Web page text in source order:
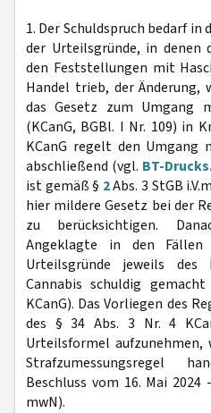
1. Der Schuldspruch bedarf in
der Urteilsgründe, in denen
den Feststellungen mit
Handel trieb, der Änderung,
das Gesetz zum Umgang
(KCanG, BGBl. I Nr. 109) in
KCanG regelt den Umgang
abschließend (vgl. BT-
ist gemäß § 2Abs. 3 StGB
hier mildere Gesetz bei der
zu berücksichtigen.
Angeklagte in den
Urteilsgründe jeweils des
Cannabis schuldig
KCanG). Das Vorliegen des
des § 34 Abs. 3 Nr. 4
Urteilsformel aufzunehmen,
Strafzumessungsregel
Beschluss vom 16. Mai 2024 -
mwN).